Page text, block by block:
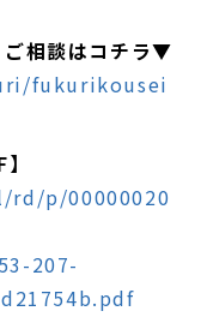
相談はコチラ▼
fukurikousei
p/00000020
207-